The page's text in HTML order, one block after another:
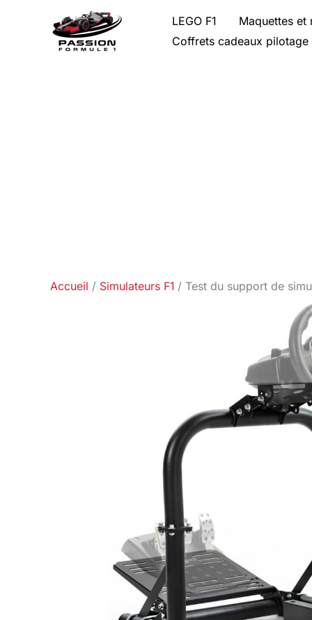
LEGO F1
Maquettes et
Coffrets cadeaux pilotage
Accueil Simulateurs F1 Test du support de